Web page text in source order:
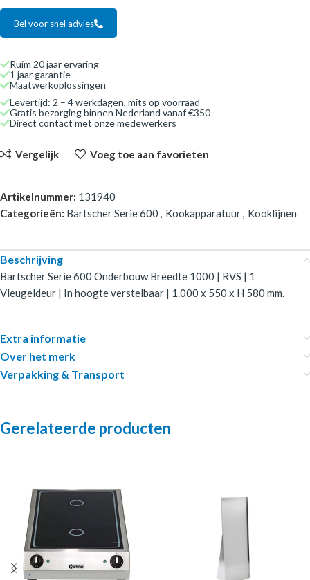
Bel voor snel advies
Ruim 20 jaar ervaring
1 jaar garantie
Maatwerkoplossingen
Levertijd: 2 – 4 werkdagen, mits op voorraad
Gratis bezorging binnen Nederland vanaf €350
Direct contact met onze medewerkers
Vergelijk Voeg toe aan favorieten
Artikelnummer: 131940
Categorieën: Bartscher Serie 600 , Kookapparatuur, Kooklijnen
Beschrijving
Bartscher Serie 600 Onderbouw Breedte 1000 | RVS | 1
Vleugeldeur | In hoogte verstelbaar | 1.000 x 550 x H 580 mm.
Extra informatie
Over het merk
Verpakking & Transport
Gerelateerde producten